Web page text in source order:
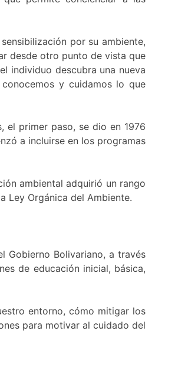
por su ambiente,
desde otro punto de vista que
individuo descubra una nueva
y cuidamos lo que
el primer paso, se dio en 1976
a incluirse en los programas
ambiental adquirió un rango
Ley Orgánica del Ambiente.
Gobierno Bolivariano, a través
de educación inicial, básica,
entorno, cómo mitigar los
para motivar al cuidado del